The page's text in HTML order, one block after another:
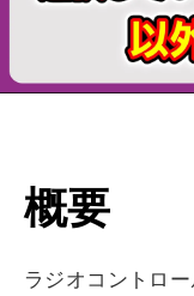
概要
ラジオコントロ